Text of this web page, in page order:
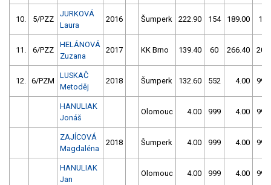
10. 5/PZZ
JURKOVÁ
Laura
2016 Šumperk 222.90 154 189.00 10
11. 6/PZZ
HELÁNOVÁ
Zuzana
2017 KK Brno 139.40 60 266.40 208
12. 6/PZM
LUSKAČ
Metoděj
2018 Šumperk 132.60 552 4.00 999
HANULIAK
Jonáš
Olomouc 4.00 999 4.00 999
ZAJÍCOVÁ
Magdaléna
2018 Šumperk 4.00 999 4.00 999
HANULIAK
Jan
Olomouc 4.00 999 4.00 999